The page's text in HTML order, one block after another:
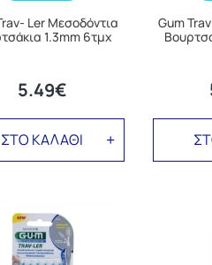
Ler Μεσοδόντια
1.3mm 6τμχ
5.49€
ΣΤΟ ΚΑΛΑΘΙ
Gum